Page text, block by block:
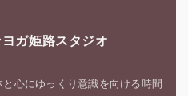
ガ姫路スタジオ
心にゆっくり意識を向ける時間